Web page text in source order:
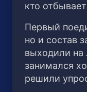
кто
Первый
но и состав
выходили на
занимался
решили